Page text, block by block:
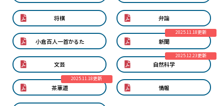
将棋 弁論
小倉百人一首かるた
2025.11.18更新
新聞
文芸
2025.12.23更新
自然科学
2025.11.18更新
茶華道 情報